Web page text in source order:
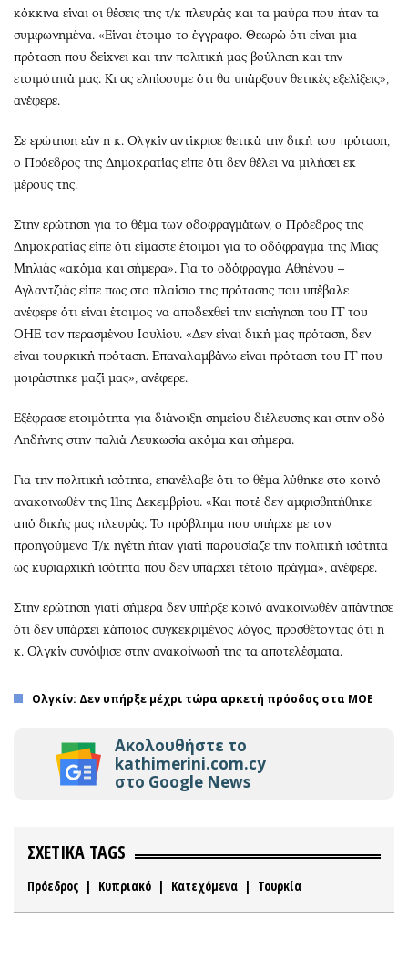
κόκκινα είναι οι θέσεις της τ/κ πλευράς και τα μαύρα που ήταν τα
συμφωνημένα. «Είναι έτοιμο το έγγραφο. Θεωρώ ότι είναι μια
πρόταση που δείχνει και την πολιτική μας βούληση και την
ετοιμότητά μας. Κι ας ελπίσουμε ότι θα υπάρξουν θετικές εξελίξεις»,
ανέφερε.
Σε ερώτηση εάν η κ. Ολγκίν αντίκρισε θετικά την δική του πρόταση,
ο Πρόεδρος της Δημοκρατίας είπε ότι δεν θέλει να μιλήσει εκ
μέρους της.
Στην ερώτηση για το θέμα των οδοφραγμάτων, ο Πρόεδρος της
Δημοκρατίας είπε ότι είμαστε έτοιμοι για το οδόφραγμα της Μιας
Μηλιάς «ακόμα και σήμερα». Για το οδόφραγμα Αθηένου –
Αγλαντζιάς είπε πως στο πλαίσιο της πρότασης που υπέβαλε
ανέφερε ότι είναι έτοιμος να αποδεχθεί την εισήγηση του ΓΓ του
ΟΗΕ τον περασμένου Ιουλίου. «Δεν είναι δική μας πρόταση, δεν
είναι τουρκική πρόταση. Επαναλαμβάνω είναι πρόταση του ΓΓ που
μοιράστηκε μαζί μας», ανέφερε.
Εξέφρασε ετοιμότητα για διάνοιξη σημείου διέλευσης και στην οδό
Ληδήνης στην παλιά Λευκωσία ακόμα και σήμερα.
Για την πολιτική ισότητα, επανέλαβε ότι το θέμα λύθηκε στο κοινό
ανακοινωθέν της 11ης Δεκεμβρίου. «Και ποτέ δεν αμφισβητήθηκε
από δικής μας πλευράς. Το πρόβλημα που υπήρχε με τον
προηγούμενο Τ/κ ηγέτη ήταν γιατί παρουσίαζε την πολιτική ισότητα
ως κυριαρχική ισότητα που δεν υπάρχει τέτοιο πράγμα», ανέφερε.
Στην ερώτηση γιατί σήμερα δεν υπήρξε κοινό ανακοινωθέν απάντησε
ότι δεν υπάρχει κάποιος συγκεκριμένος λόγος, προσθέτοντας ότι η
κ. Ολγκίν συνόψισε στην ανακοίνωσή της τα αποτελέσματα.
Ολγκίν: Δεν υπήρξε μέχρι τώρα αρκετή πρόοδος στα ΜΟΕ
Ακολουθήστε το
kathimerini.com.cy
στο Google News
ΣΧΕΤΙΚΑ TAGS
Πρόεδρος | Κυπριακό | Κατεχόμενα | Τουρκία